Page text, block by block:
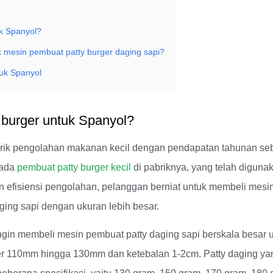
Spanyol?
pembuat patty burger daging sapi?
Spanyol
untuk Spanyol?
pengolahan makanan kecil dengan pendapatan tahunan
pembuat patty burger kecil di pabriknya, yang telah
efisiensi pengolahan, pelanggan berniat untuk membeli
sapi dengan ukuran lebih besar.
membeli mesin pembuat patty daging sapi berskala besar
110mm hingga 130mm dan ketebalan 1-2cm. Patty daging